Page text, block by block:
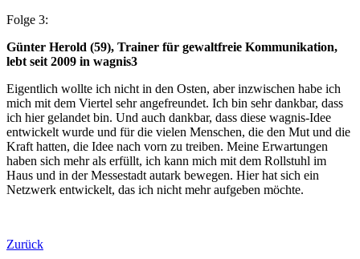
Folge 3:
Günter Herold (59), Trainer für gewaltfreie Kommunikation,
lebt seit 2009 in wagnis3
Eigentlich wollte ich nicht in den Osten, aber inzwischen habe ich
mich mit dem Viertel sehr angefreundet. Ich bin sehr dankbar, dass
ich hier gelandet bin. Und auch dankbar, dass diese wagnis-Idee
entwickelt wurde und für die vielen Menschen, die den Mut und die
Kraft hatten, die Idee nach vorn zu treiben. Meine Erwartungen
haben sich mehr als erfüllt, ich kann mich mit dem Rollstuhl im
Haus und in der Messestadt autark bewegen. Hier hat sich ein
Netzwerk entwickelt, das ich nicht mehr aufgeben möchte.
Zurück